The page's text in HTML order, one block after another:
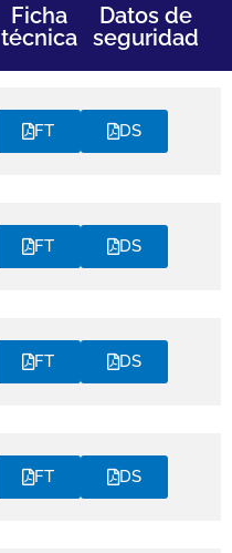
Ficha
técnica
Datos de
seguridad
FT DS
FT DS
FT DS
FT DS